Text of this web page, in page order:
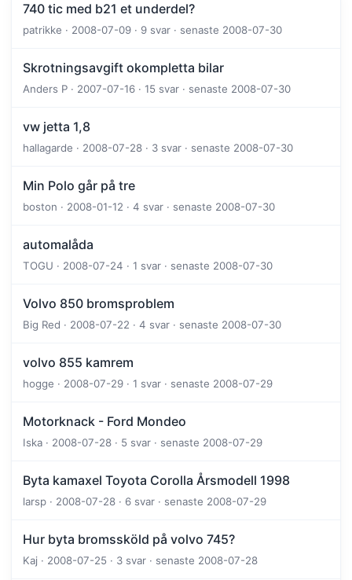
740 tic med b21 et underdel?
patrikke · 2008-07-09 · 9 svar · senaste 2008-07-30
Skrotningsavgift okompletta bilar
Anders P · 2007-07-16 · 15 svar · senaste 2008-07-30
vw jetta 1,8
hallagarde · 2008-07-28 · 3 svar · senaste 2008-07-30
Min Polo går på tre
boston · 2008-01-12 · 4 svar · senaste 2008-07-30
automalåda
TOGU · 2008-07-24 · 1 svar · senaste 2008-07-30
Volvo 850 bromsproblem
Big Red · 2008-07-22 · 4 svar · senaste 2008-07-30
volvo 855 kamrem
hogge · 2008-07-29 · 1 svar · senaste 2008-07-29
Motorknack - Ford Mondeo
Iska · 2008-07-28 · 5 svar · senaste 2008-07-29
Byta kamaxel Toyota Corolla Årsmodell 1998
larsp · 2008-07-28 · 6 svar · senaste 2008-07-29
Hur byta bromssköld på volvo 745?
Kaj · 2008-07-25 · 3 svar · senaste 2008-07-28